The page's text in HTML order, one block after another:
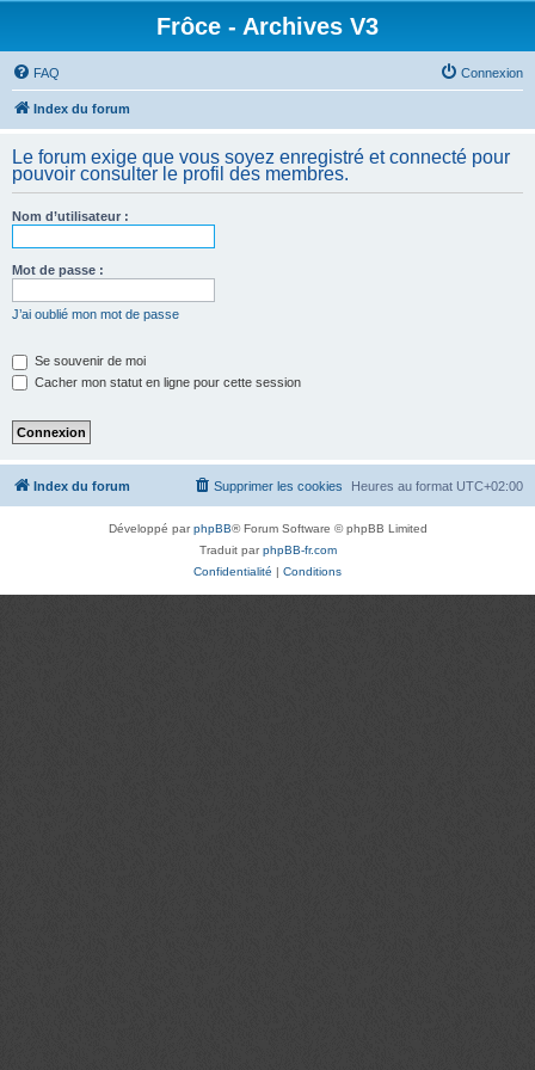
Frôce - Archives V3
FAQ Connexion
Index du forum
Le forum exige que vous soyez enregistré et connecté pour
pouvoir consulter le profil des membres.
Nom d’utilisateur :
Mot de passe :
J’ai oublié mon mot de passe
Se souvenir de moi
Cacher mon statut en ligne pour cette session
Index du forum Heures au format UTC+02:00
Supprimer les cookies
Développé parphpBB® Forum Software © phpBB Limited
Traduit parphpBB-fr.com
Confidentialité | Conditions